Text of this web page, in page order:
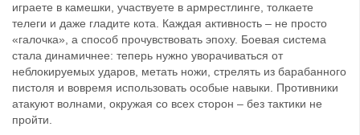
играете в камешки, участвуете в армрестлинге, толкаете
телеги и даже гладите кота. Каждая активность – не просто
«галочка», а способ прочувствовать эпоху. Боевая система
стала динамичнее: теперь нужно уворачиваться от
неблокируемых ударов, метать ножи, стрелять из барабанного
пистоля и вовремя использовать особые навыки. Противники
атакуют волнами, окружая со всех сторон – без тактики не
пройти.